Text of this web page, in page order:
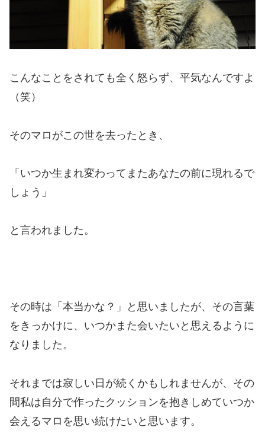
こんなことをされても全く怒らず、平気なんですよ
（笑）
そのマロがこの世を去ったとき、
「いつか生まれ変わってまたあなたの前に現れるで
しょう」
と言われました。
その時は「本当かな？」と思いましたが、その言葉
をきっかけに、いつかまた会いたいと思えるように
なりました。
それまでは寂しい日が続くかもしれませんが、その
間私は自分で作ったクッションを抱きしめていつか
会えるマロを思い続けたいと思います。